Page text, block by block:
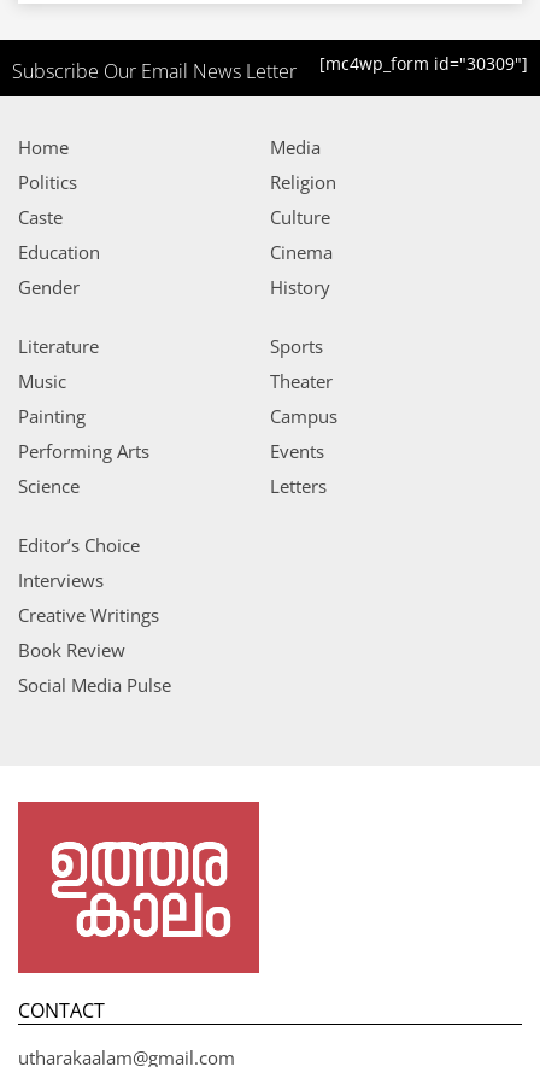
Subscribe Our Email News Letter [mc4wp_form id="30309"]
Home
Politics
Caste
Education
Gender
Media
Religion
Culture
Cinema
History
Literature
Music
Painting
Performing Arts
Science
Sports
Theater
Campus
Events
Letters
Editor’s Choice
Interviews
Creative Writings
Book Review
Social Media Pulse
CONTACT
utharakaalam@gmail.com